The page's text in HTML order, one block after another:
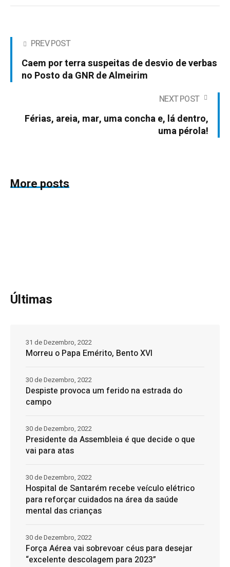
PREV POST
Caem por terra suspeitas de desvio de verbas
no Posto da GNR de Almeirim
NEXT POST
Férias, areia, mar, uma concha e, lá dentro,
uma pérola!
More posts
Últimas
Morreu o Papa Emérito, Bento XVI
31 de Dezembro, 2022
Despiste provoca um ferido na estrada do
campo
30 de Dezembro, 2022
Presidente da Assembleia é que decide o que
vai para atas
30 de Dezembro, 2022
Hospital de Santarém recebe veículo elétrico
para reforçar cuidados na área da saúde
mental das crianças
30 de Dezembro, 2022
Força Aérea vai sobrevoar céus para desejar
“excelente descolagem para 2023”
30 de Dezembro, 2022